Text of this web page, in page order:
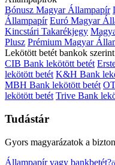
Bónusz Magyar Állampapír
Állampapír Euró Magyar
Kincstári Takarékjegy
Plusz Prémium Magyar
Lekötött betét bankok szerint
CIB Bank lekötött betét
lekötött betét K&H Bank
MBH Bank lekötött betét
lekötött betét Trive Bank
Tudástár
Gyors magyarázatok a
Állampapír vagy bankbetét?